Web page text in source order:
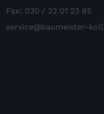
Fax: 030 / 22 01 23 85
service@baumeister-